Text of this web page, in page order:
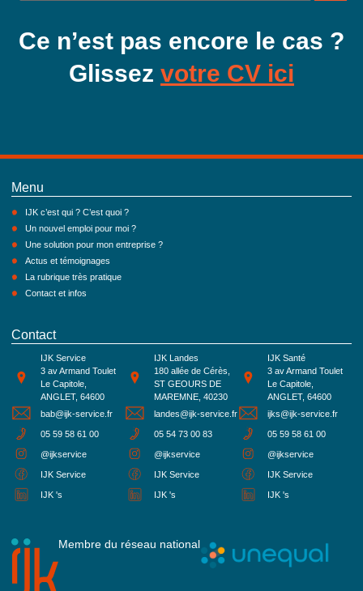
Ce n’est pas encore le cas ?
Glissez votre CV ici
Menu
IJK c’est qui ? C’est quoi ?
Un nouvel emploi pour moi ?
Une solution pour mon entreprise ?
Actus et témoignages
La rubrique très pratique
Contact et infos
Contact
IJK Service
3 av Armand Toulet
Le Capitole,
ANGLET, 64600
bab@ijk-service.fr
05 59 58 61 00
@ijkservice
IJK Service
IJK 's
IJK Landes
180 allée de Cérès,
ST GEOURS DE
MAREMNE, 40230
landes@ijk-service.fr
05 54 73 00 83
@ijkservice
IJK Service
IJK 's
IJK Santé
3 av Armand Toulet
Le Capitole,
ANGLET, 64600
ijks@ijk-service.fr
05 59 58 61 00
@ijkservice
IJK Service
IJK 's
Membre du réseau national